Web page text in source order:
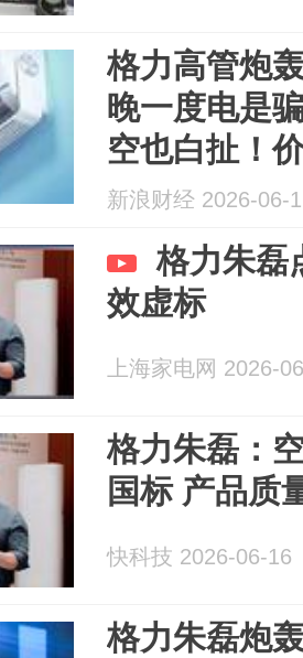
格力高管炮
晚一度电是
空也白扯！
者！
新浪财经 2026-06-
格力朱磊
效虚标
上海家电网 2026-
格力朱磊：
国标 产品质
快科技 2026-06-16
格力朱磊炮